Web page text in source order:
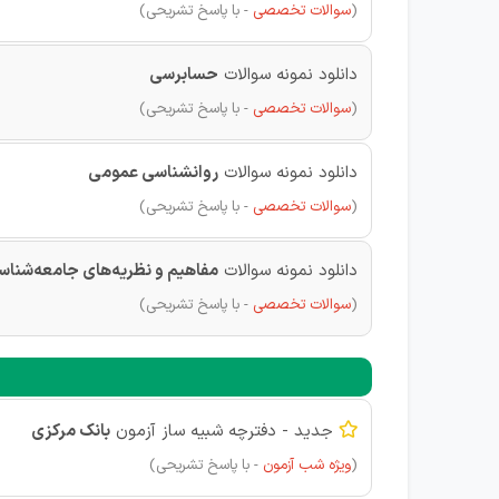
(سوالات تخصصی - با پاسخ تشریحی)
دانلود نمونه سوالات حسابرسی
(سوالات تخصصی - با پاسخ تشریحی)
دانلود نمونه سوالات روانشناسی عمومی
(سوالات تخصصی - با پاسخ تشریحی)
دانلود نمونه سوالات مفاهیم و نظریه‌های
(سوالات تخصصی - با پاسخ تشریحی)
 جدید - دفترچه شبیه ساز آزمون بانک مرکزی
(ویژه شب آزمون - با پاسخ تشریحی)